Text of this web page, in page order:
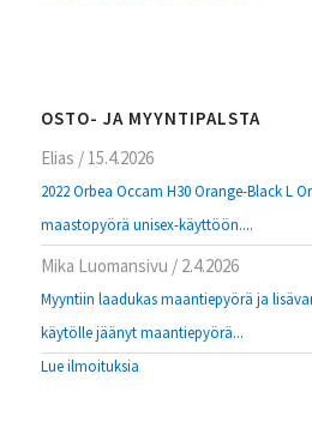
OSTO- JA MYYNTIPALSTA
Elias / 15.4.2026
2022 Orbea Occam H30 Orange-Black L
maastopyörä unisex-käyttöön....
Mika Luomansivu / 2.4.2026
Myyntiin laadukas maantiepyörä ja
käytölle jäänyt maantiepyörä...
Lue ilmoituksia